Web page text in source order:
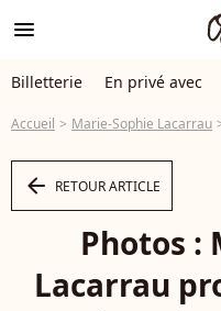
menu
Billetterie En privé avec
Accueil Marie-Sophie Lacarrau
arrow_left RETOUR ARTICLE
Photos :
Lacarrau